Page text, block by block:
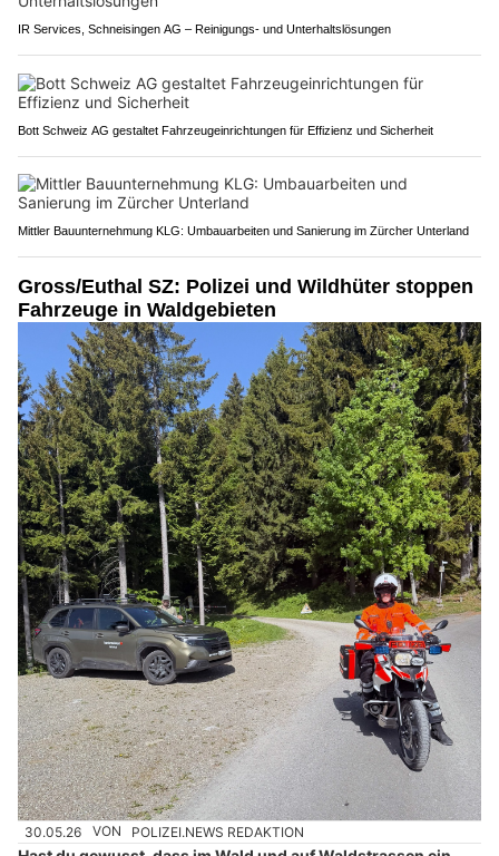
IR Services, Schneisingen AG – Reinigungs- und Unterhaltslösungen
Bott Schweiz AG gestaltet Fahrzeugeinrichtungen für Effizienz und Sicherheit
Mittler Bauunternehmung KLG: Umbauarbeiten und Sanierung im Zürcher Unterland
Gross/Euthal SZ: Polizei und Wildhüter stoppen
Fahrzeuge in Waldgebieten
30.05.26 VON POLIZEI.NEWS REDAKTION